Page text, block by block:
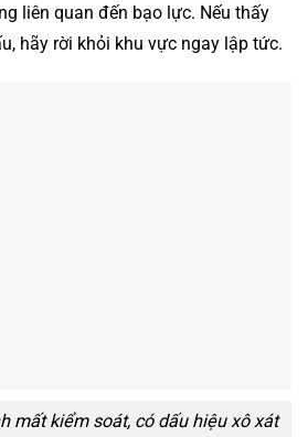
liên quan đến bạo lực. Nếu thấy
hãy rời khỏi khu vực ngay lập tức.
mất kiểm soát, có dấu hiệu xô xát